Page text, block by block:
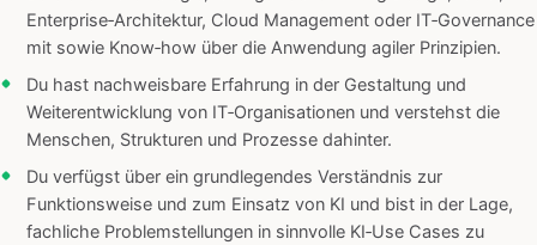
Enterprise‑Architektur, Cloud Management oder IT‑Governance
mit sowie Know‑how über die Anwendung agiler Prinzipien.
Du hast nachweisbare Erfahrung in der Gestaltung und
Weiterentwicklung von IT‑Organisationen und verstehst die
Menschen, Strukturen und Prozesse dahinter.
Du verfügst über ein grundlegendes Verständnis zur
Funktionsweise und zum Einsatz von KI und bist in der Lage,
fachliche Problemstellungen in sinnvolle KI‑Use Cases zu